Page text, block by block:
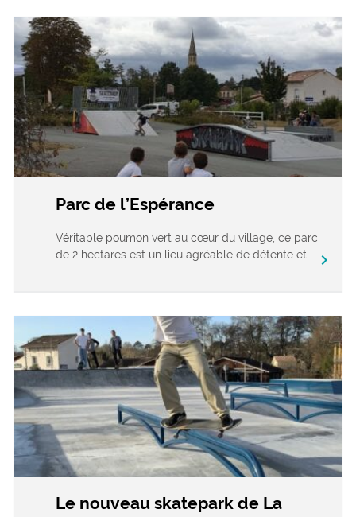
Parc de l’Espérance
Véritable poumon vert au cœur du village, ce parc
de 2 hectares est un lieu agréable de détente et...
chevron_right
Le nouveau skatepark de La